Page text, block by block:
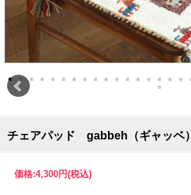
チェアパッド gabbeh（ギャッベ）
価格:4,300円(税込)